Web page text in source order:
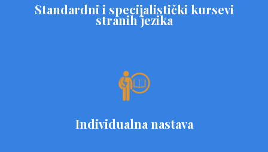
Standardni i specijalistički kursevi
stranih jezika
Individualna nastava